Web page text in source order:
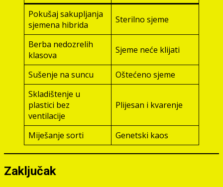
Pokušaj sakupljanja
sjemena hibrida
Sterilno sjeme
Berba nedozrelih
klasova
Sjeme neće klijati
Sušenje na suncu
Oštećeno sjeme
Skladištenje u
plastici bez
ventilacije
Plijesan i kvarenje
Miješanje sorti Genetski kaos
Zaključak